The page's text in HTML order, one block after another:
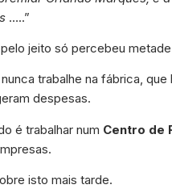
…..”
jeito só percebeu
trabalhe na fábrica,
despesas.
é trabalhar num Centro de
isto mais tarde.